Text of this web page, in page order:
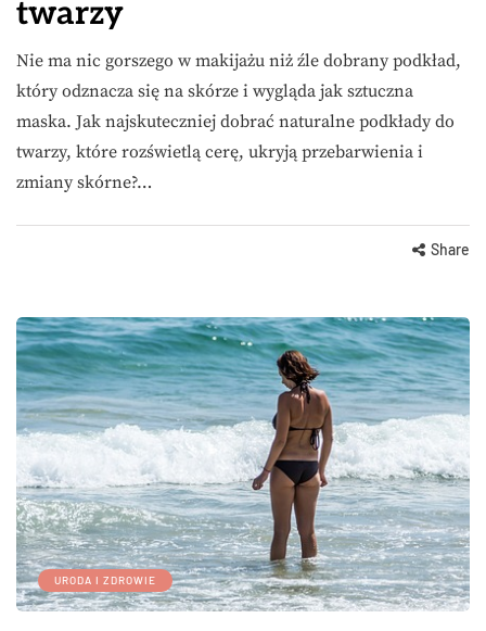
twarzy
Nie ma nic gorszego w makijażu niż źle dobrany podkład,
który odznacza się na skórze i wygląda jak sztuczna
maska. Jak najskuteczniej dobrać naturalne podkłady do
twarzy, które rozświetlą cerę, ukryją przebarwienia i
zmiany skórne?…
Share
URODA I ZDROWIE